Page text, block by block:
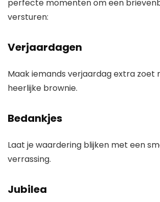
perfecte momenten om een
versturen:
Verjaardagen
Maak iemands verjaardag extra zoet
heerlijke brownie.
Bedankjes
Laat je waardering blijken met een
verrassing.
Jubilea